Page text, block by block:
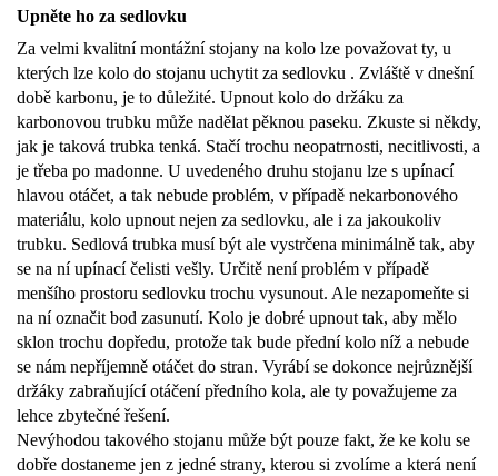
Upněte ho za sedlovku
Za velmi kvalitní montážní stojany na kolo lze považovat ty, u
kterých lze kolo do stojanu uchytit za sedlovku . Zvláště v dnešní
době karbonu, je to důležité. Upnout kolo do držáku za
karbonovou trubku může nadělat pěknou paseku. Zkuste si někdy,
jak je taková trubka tenká. Stačí trochu neopatrnosti, necitlivosti, a
je třeba po madonne. U uvedeného druhu stojanu lze s upínací
hlavou otáčet, a tak nebude problém, v případě nekarbonového
materiálu, kolo upnout nejen za sedlovku, ale i za jakoukoliv
trubku. Sedlová trubka musí být ale vystrčena minimálně tak, aby
se na ní upínací čelisti vešly. Určitě není problém v případě
menšího prostoru sedlovku trochu vysunout. Ale nezapomeňte si
na ní označit bod zasunutí. Kolo je dobré upnout tak, aby mělo
sklon trochu dopředu, protože tak bude přední kolo níž a nebude
se nám nepříjemně otáčet do stran. Vyrábí se dokonce nejrůznější
držáky zabraňující otáčení předního kola, ale ty považujeme za
lehce zbytečné řešení.
Nevýhodou takového stojanu může být pouze fakt, že ke kolu se
dobře dostaneme jen z jedné strany, kterou si zvolíme a která není